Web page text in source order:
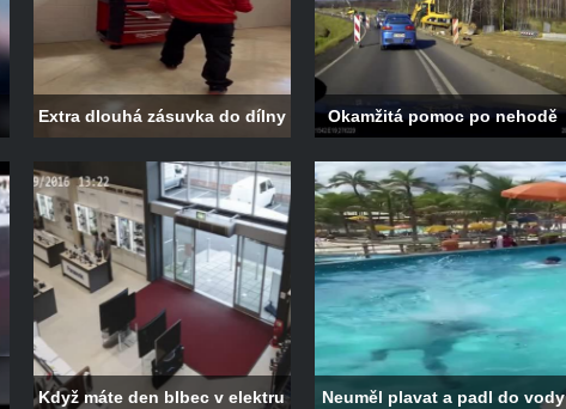
Extra dlouhá zásuvka do dílny Okamžitá pomoc po nehodě
Když máte den blbec v elektru Neuměl plavat a padl do vody